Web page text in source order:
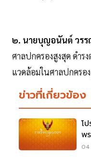
๒. นายบุญอนันต์ วร
ศาลปกครองสูงสุด ดํา
แวดล้อมในศาลปกครอ
ข่าวที่เกี่ยวข้อง
โ
พ
ไ
04